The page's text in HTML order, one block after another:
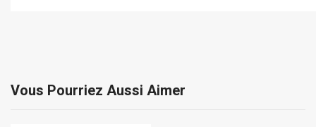
Vous Pourriez Aussi Aimer